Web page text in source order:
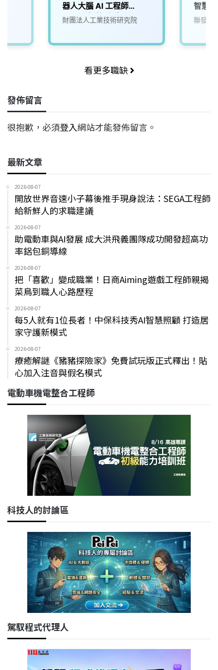
器人大腦 AI 工程師
(A000新竹/台南)
財團法人工業技術研究院
智慧
聯發科
看更多職缺
發佈留言
很抱歉，必須登入網站才能發佈留言。
最新文章
2026-08-07
開放世界音速小子幕後推手現身說法：SEGA工程師
給新鮮人的求職建議
2026-08-07
助電動車與AI發展 成大洪飛義團隊成功開發超高功
率鋁包銅導線
2026-08-07
把「喜歡」變成職業！日商Aiming遊戲工程師親揭
菜鳥到職人心路歷程
2026-08-07
每5人就有1位長者！中保科技秀AI智慧照顧 打造居
家守護新模式
2026-08-07
療癒解謎《豬豬探險家》免費試玩版正式釋出！貼
心加入注音與假名模式
電動車機電整合工程師
科技人的討論區
駕馭程式代理人